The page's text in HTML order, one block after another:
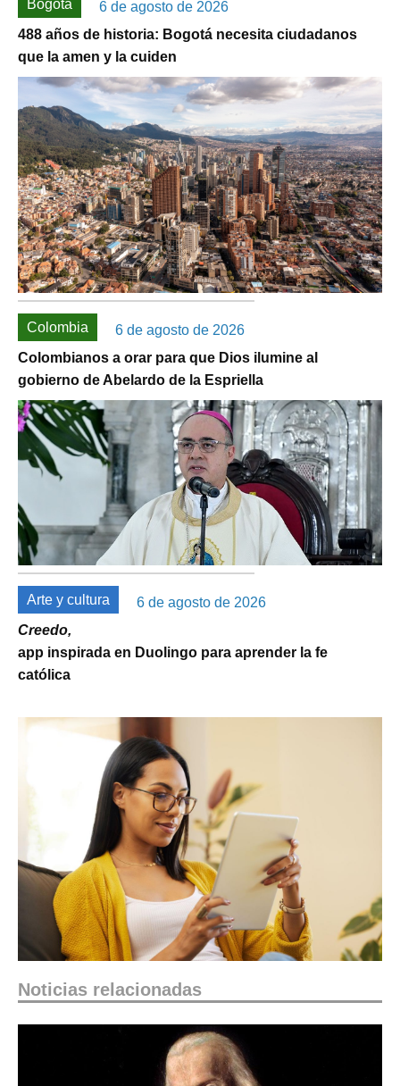
Bogotá
6 de agosto de 2026
488 años de historia: Bogotá necesita ciudadanos
que la amen y la cuiden
Colombia
6 de agosto de 2026
Colombianos a orar para que Dios ilumine al
gobierno de Abelardo de la Espriella
Arte y cultura
6 de agosto de 2026
Creedo,
app inspirada en Duolingo para aprender la fe
católica
Noticias relacionadas